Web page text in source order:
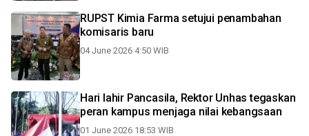
RUPST Kimia Farma setujui penambahan
komisaris baru
04 June 2026 4:50 WIB
Hari lahir Pancasila, Rektor Unhas tegaskan
peran kampus menjaga nilai kebangsaan
01 June 2026 18:53 WIB